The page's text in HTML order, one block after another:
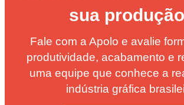
sua
Fale com a Apolo e avalie
produtividade, acabamento e
uma equipe que conhece a
indústria gráfica